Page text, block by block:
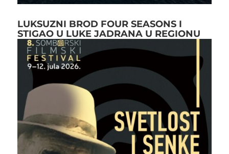
LUKSUZNI BROD FOUR SEASONS I
STIGAO U LUKE JADRANA U REGIONU